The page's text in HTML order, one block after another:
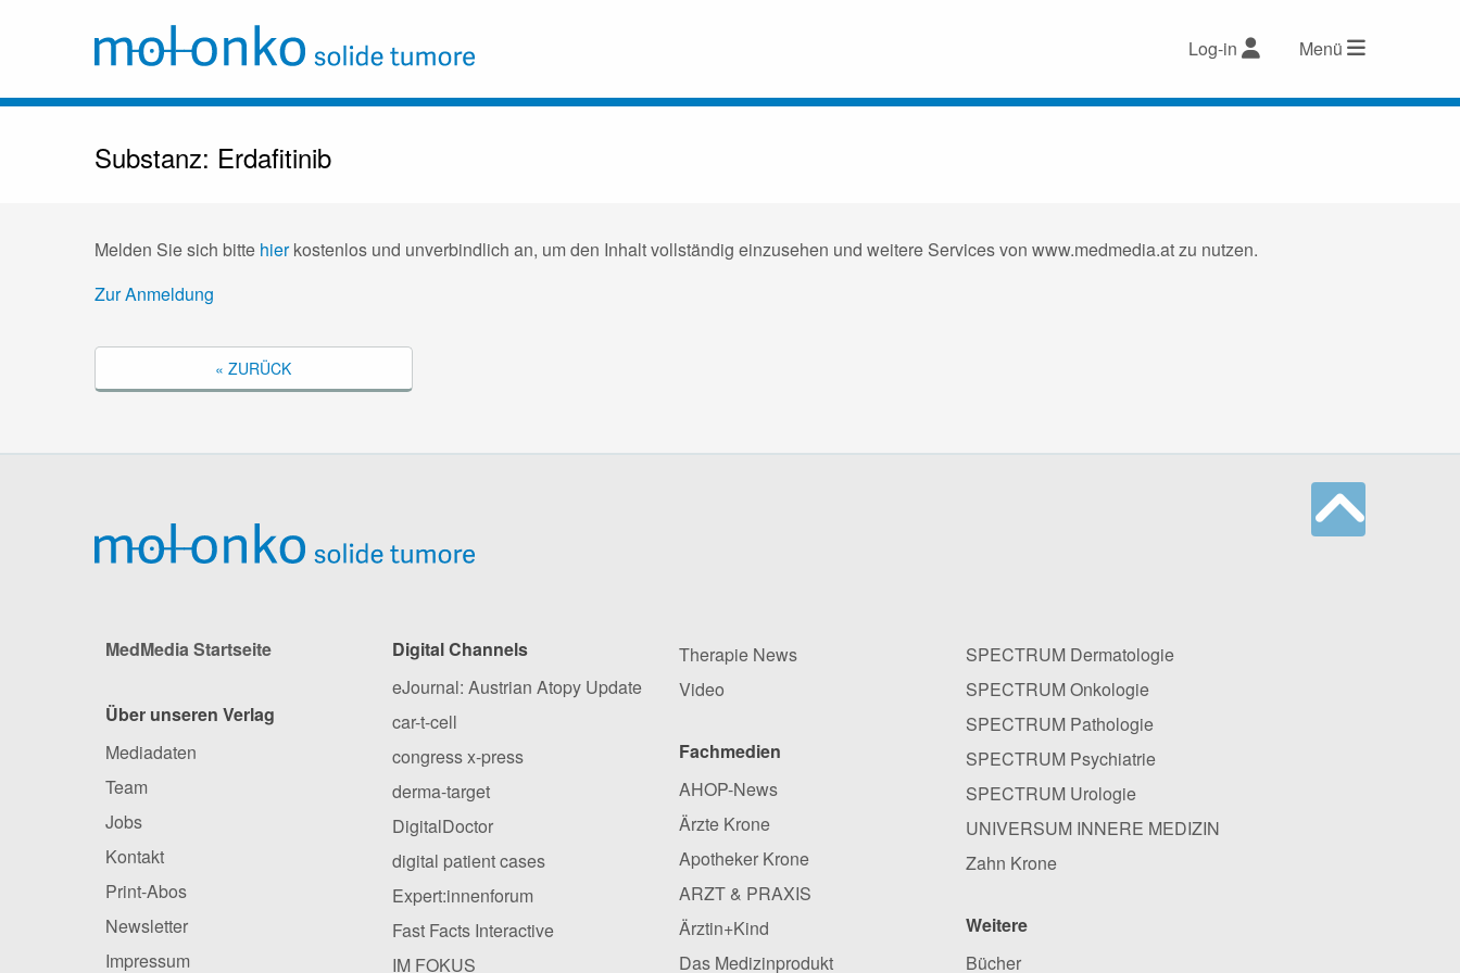
Log-in Menü
Substanz: Erdafitinib
Melden Sie sich bitte hierkostenlos und unverbindlich an, um den Inhalt vollständig einzusehen und weitere Services von www.medmedia.at zu nutzen.
Zur Anmeldung
« ZURÜCK
MedMedia Startseite
Über unseren Verlag
Mediadaten
Team
Jobs
Kontakt
Print-Abos
Newsletter
Impressum
Digital Channels
eJournal: Austrian Atopy Update
car-t-cell
congress x-press
derma-target
DigitalDoctor
digital patient cases
Expert:innenforum
Fast Facts Interactive
IM FOKUS
Therapie News
Video
Fachmedien
AHOP-News
Ärzte Krone
Apotheker Krone
ARZT & PRAXIS
Ärztin+Kind
Das Medizinprodukt
SPECTRUM Dermatologie
SPECTRUM Onkologie
SPECTRUM Pathologie
SPECTRUM Psychiatrie
SPECTRUM Urologie
UNIVERSUM INNERE MEDIZIN
Zahn Krone
Weitere
Bücher